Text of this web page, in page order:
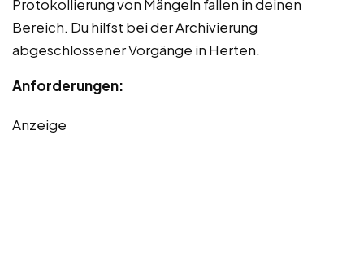
Protokollierung von Mängeln fallen in deinen
Bereich. Du hilfst bei der Archivierung
abgeschlossener Vorgänge in Herten.
Anforderungen:
Anzeige